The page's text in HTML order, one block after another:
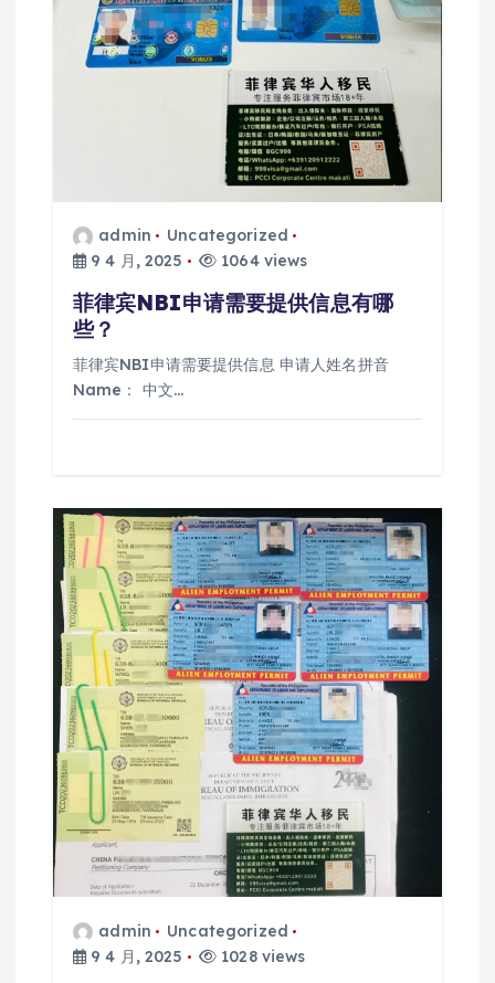
admin
Uncategorized
9 4 月, 2025
1064 views
菲律宾NBI申请需要提供信息有哪
些？
菲律宾NBI申请需要提供信息 申请人姓名拼音
Name： 中文…
admin
Uncategorized
9 4 月, 2025
1028 views